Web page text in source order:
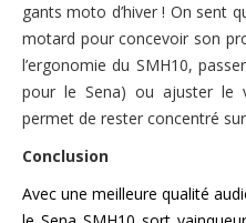
gants moto d’hiver ! On sent
motard pour concevoir son
l’ergonomie du SMH10,
pour le Sena) ou ajuster le
permet de rester concentré
Conclusion
Avec une meilleure qualité